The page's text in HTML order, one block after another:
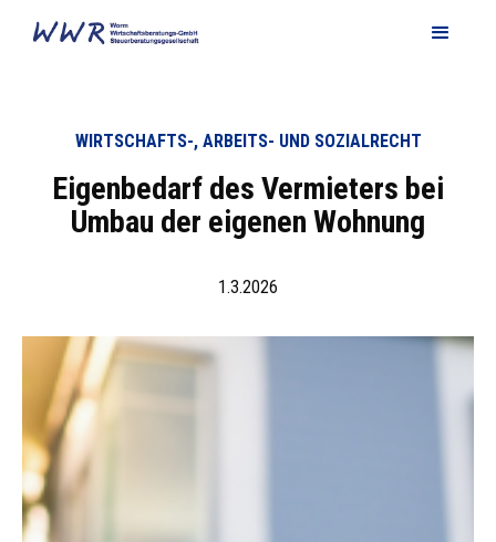
WIRTSCHAFTS-, ARBEITS- UND SOZIALRECHT
Eigenbedarf des Vermieters bei
Umbau der eigenen Wohnung
1.3.2026